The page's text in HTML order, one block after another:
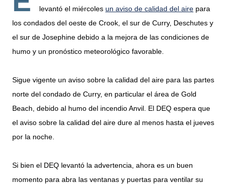
levantó el miércoles un aviso de calidad del aire para
los condados del oeste de Crook, el sur de Curry, Deschutes y
el sur de Josephine debido a la mejora de las condiciones de
humo y un pronóstico meteorológico favorable.
Sigue vigente un aviso sobre la calidad del aire para las partes
norte del condado de Curry, en particular el área de Gold
Beach, debido al humo del incendio Anvil. El DEQ espera que
el aviso sobre la calidad del aire dure al menos hasta el jueves
por la noche.
Si bien el DEQ levantó la advertencia, ahora es un buen
momento para abra las ventanas y puertas para ventilar su